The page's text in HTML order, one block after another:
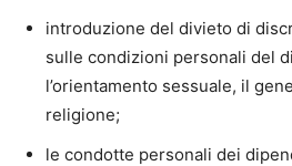
introduzione del divieto di
sulle condizioni personali del
l’orientamento sessuale, il
religione;
le condotte personali dei